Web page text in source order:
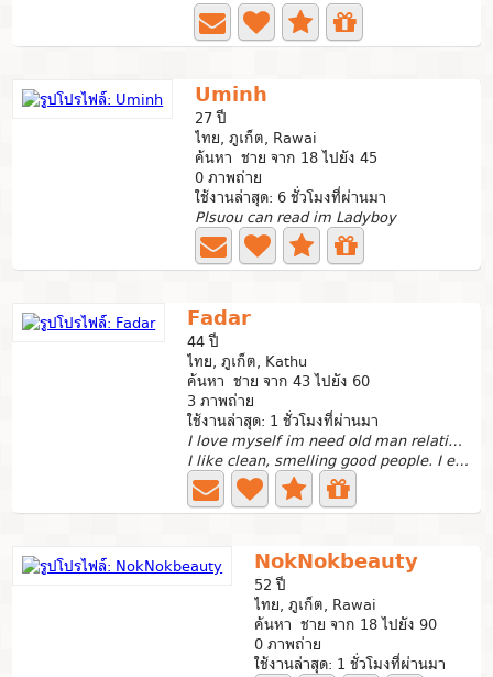
Uminh
27 ปี
ไทย, ภูเก็ต, Rawai
ค้นหา ชาย จาก 18 ไปยัง 45
0 ภาพถ่าย
ใช้งานล่าสุด: 6 ชั่วโมงที่ผ่านมา
Plsuou can read im Ladyboy
Fadar
44 ปี
ไทย, ภูเก็ต, Kathu
ค้นหา ชาย จาก 43 ไปยัง 60
3 ภาพถ่าย
ใช้งานล่าสุด: 1 ชั่วโมงที่ผ่านมา
I love myself im need old man relationship
I like clean, smelling good people. I enjoy shopping and...
NokNokbeauty
52 ปี
ไทย, ภูเก็ต, Rawai
ค้นหา ชาย จาก 18 ไปยัง 90
0 ภาพถ่าย
ใช้งานล่าสุด: 1 ชั่วโมงที่ผ่านมา